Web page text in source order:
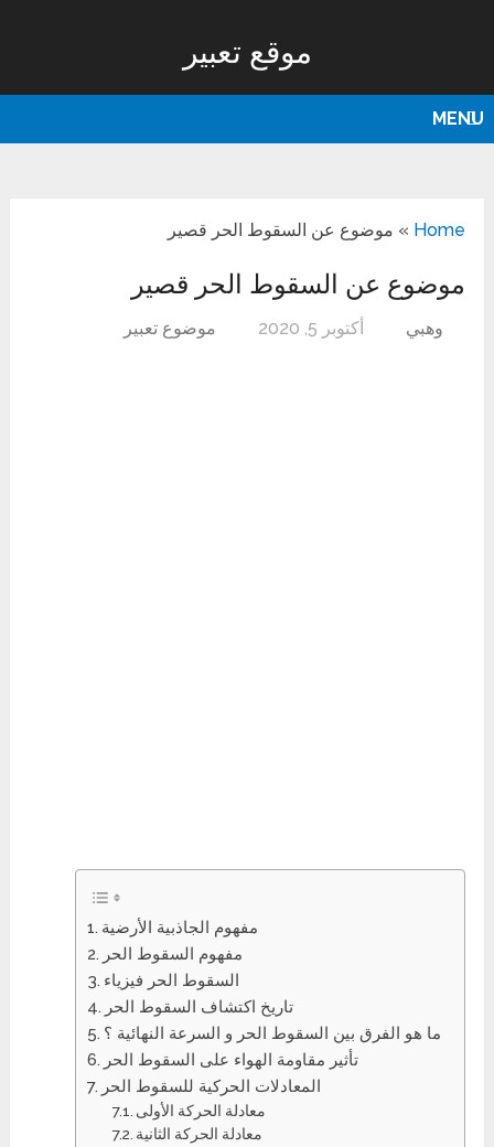
موقع تعبير
MENU
Home
» موضوع عن السقوط الحر قصير
موضوع عن السقوط الحر قصير
وهبي أكتوبر 5, 2020 موضوع تعبير
مفهوم الجاذبية الأرضية
مفهوم السقوط الحر
السقوط الحر فيزياء
تاريخ اكتشاف السقوط الحر
ما هو الفرق بين السقوط الحر و السرعة النهائية ؟
تأثير مقاومة الهواء على السقوط الحر
المعادلات الحركية للسقوط الحر
معادلة الحركة الأولى
معادلة الحركة الثانية